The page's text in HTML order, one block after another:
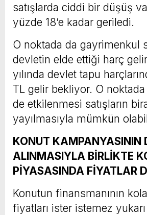
satışlarda ciddi bir düşüş
yüzde 18’e kadar geriledi.
O noktada da gayrimenkul
devletin elde ettiği harç
yılında devlet tapu
TL gelir bekliyor. O
de etkilenmesi satışların
yayılmasıyla mümkün
KONUT KAMPANYASININ
ALINMASIYLA BİRLİKTE
PİYASASINDA FİYATLAR
Konutun finansmanının
fiyatları ister istemez